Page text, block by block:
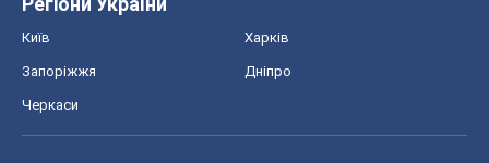
Київ Харків
Запоріжжя Дніпро
Черкаси